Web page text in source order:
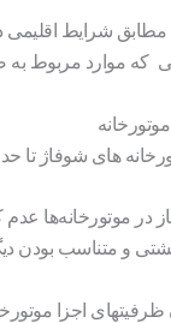
مطابق شرایط
كه موارد مربوط به
های شوفاژ تا
گاز در موتور‌خانه‌ها
و متناسب بودن
اجزا